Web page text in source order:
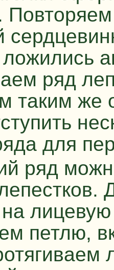
ряд
таким же
для
ряд
на
петлю,